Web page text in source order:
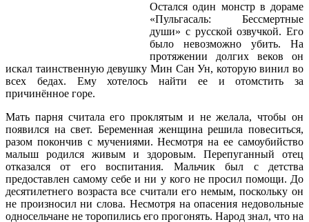
Остался один монстр в дораме
«Пульгасаль: Бессмертные
души» с русской озвучкой. Его
было невозможно убить. На
протяжении долгих веков он
искал таинственную девушку Мин Сан Ун, которую винил во
всех бедах. Ему хотелось найти ее и отомстить за
причинённое горе.
Мать парня считала его проклятым и не желала, чтобы он
появился на свет. Беременная женщина решила повеситься,
разом покончив с мучениями. Несмотря на ее самоубийство
малыш родился живым и здоровым. Перепуганный отец
отказался от его воспитания. Мальчик был с детства
предоставлен самому себе и ни у кого не просил помощи. До
десятилетнего возраста все считали его немым, поскольку он
не произносил ни слова. Несмотря на опасения недовольные
односельчане не торопились его прогонять. Народ знал, что на